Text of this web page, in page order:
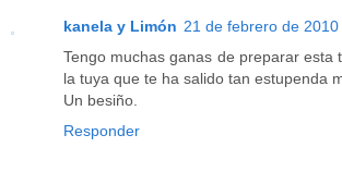
kanela y Limón 21 de febrero de
Tengo muchas ganas de preparar esta
la tuya que te ha salido tan estupenda
Un besiño.
Responder